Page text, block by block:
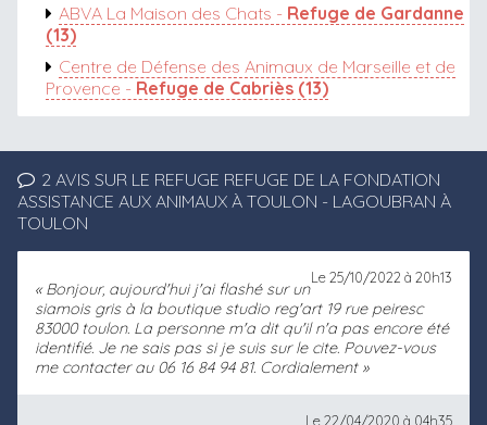
ABVA La Maison des Chats - Refuge de Gardanne
(13)
Centre de Défense des Animaux de Marseille et de
Provence - Refuge de Cabriès (13)
2 AVIS SUR LE REFUGE REFUGE DE LA FONDATION
ASSISTANCE AUX ANIMAUX À TOULON - LAGOUBRAN À
TOULON
Le 25/10/2022 à 20h13
Bonjour, aujourd'hui j'ai flashé sur un
siamois gris à la boutique studio reg'art 19 rue peiresc
83000 toulon. La personne m'a dit qu'il n'a pas encore été
identifié. Je ne sais pas si je suis sur le cite. Pouvez-vous
me contacter au 06 16 84 94 81. Cordialement
Le 22/04/2020 à 04h35